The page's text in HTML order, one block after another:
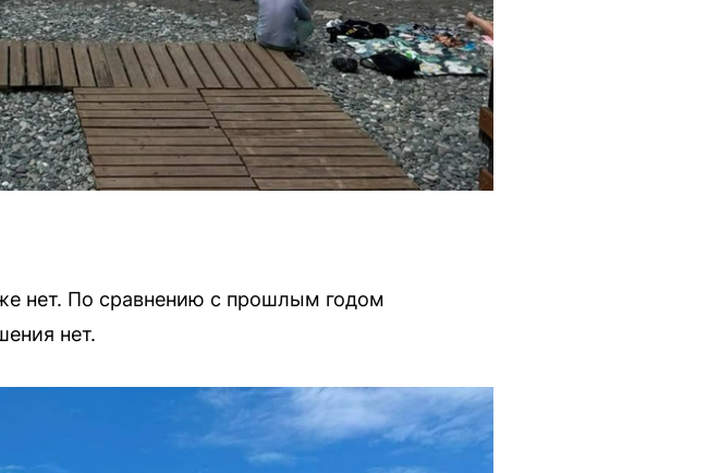
нет. По сравнению с прошлым годом
нет.